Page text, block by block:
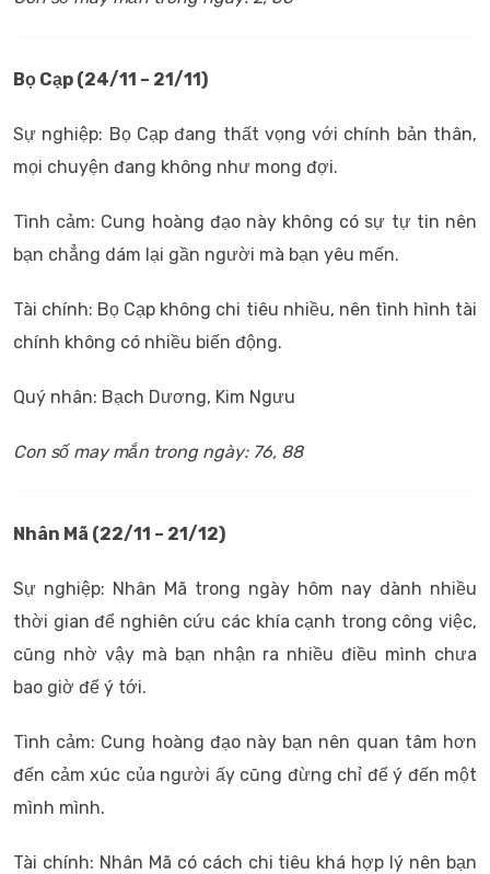
Bọ Cạp (24/11 – 21/11)
Sự nghiệp: Bọ Cạp đang thất vọng với chính bản thân,
mọi chuyện đang không như mong đợi.
Tình cảm: Cung hoàng đạo này không có sự tự tin nên
bạn chẳng dám lại gần người mà bạn yêu mến.
Tài chính: Bọ Cạp không chi tiêu nhiều, nên tình hình tài
chính không có nhiều biến động.
Quý nhân: Bạch Dương, Kim Ngưu
Con số may mắn trong ngày: 76, 88
Nhân Mã (22/11 – 21/12)
Sự nghiệp: Nhân Mã trong ngày hôm nay dành nhiều
thời gian để nghiên cứu các khía cạnh trong công việc,
cũng nhờ vậy mà bạn nhận ra nhiều điều mình chưa
bao giờ để ý tới.
Tình cảm: Cung hoàng đạo này bạn nên quan tâm hơn
đến cảm xúc của người ấy cũng đừng chỉ để ý đến một
mình mình.
Tài chính: Nhân Mã có cách chi tiêu khá hợp lý nên bạn